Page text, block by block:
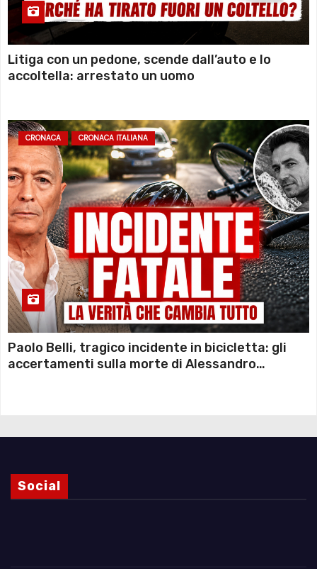
Litiga con un pedone, scende dall’auto e lo
accoltella: arrestato un uomo
CRONACA CRONACA ITALIANA
Paolo Belli, tragico incidente in bicicletta: gli
accertamenti sulla morte di Alessandro
Social